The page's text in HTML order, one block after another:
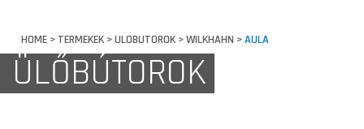
HOME > TERMEKEK >ULOBUTOROK >WILKHAHN >AULA
ÜLŐBÚTOROK